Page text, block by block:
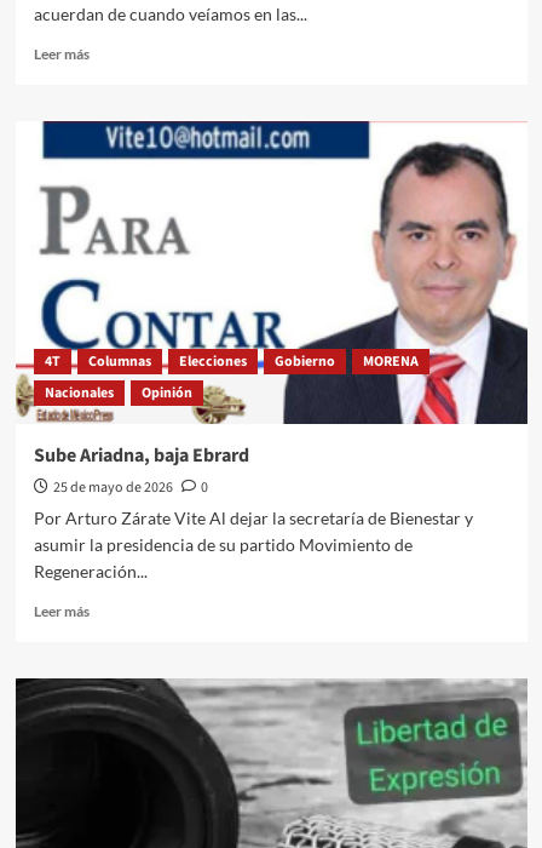
acuerdan de cuando veíamos en las...
Leer másLeer
Un
negro
y
tortuoso
camino
4T Columnas Elecciones Gobierno
MORENA
Nacionales
Opinión
Sube Ariadna, baja Ebrard
25 de mayo de 2026
0
Por Arturo Zárate Vite Al dejar la secretaría de Bienestar y
asumir la presidencia de su partido Movimiento de
Regeneración...
Leer másLeer
Sube
Ariadna,